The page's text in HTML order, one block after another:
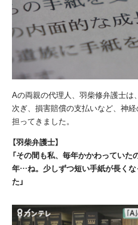
Aの両親の代理人、羽柴修弁護士は、
次ぎ、損害賠償の支払いなど、神
担ってきました。
【羽柴弁護士】
「その間も私、毎年かかわってい
年…ね。少しずつ短い手紙が長く
た」